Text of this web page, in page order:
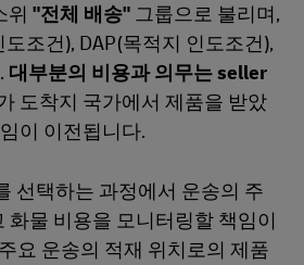
위 "전체 배송" 그룹으로 불리며,
조건), DAP(목적지 인도조건),
대부분의 비용과 의무는 seller
도착지 국가에서 제품을 받았
이 이전됩니다.
선택하는 과정에서 운송의 주
화물 비용을 모니터링할 책임이
요 운송의 적재 위치로의 제품